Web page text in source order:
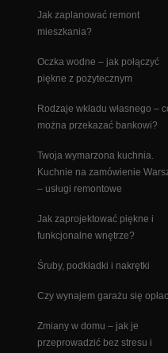
Jak zaplanować remont
mieszkania?
Oczka wodne – jak połączyć
piękne z pożytecznym
Rodzaje wkładu własnego –
można przekazać bankowi?
Twoja wymarzona kuchnia.
Kuchnie na zamówienie
– usługi remontowe
Jak zaprojektować piękne i
funkcjonalne wnętrze?
Śruby, podkładki i nakrętki
Czy wynajem garażu się
Zmiany w domu – jak je
przeprowadzić bez stresu i